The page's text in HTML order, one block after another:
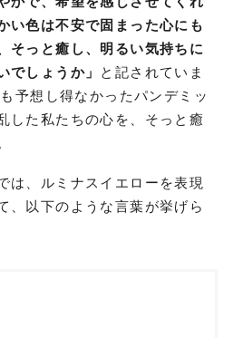
い色は不安で固まった心にも
そっと癒し、明るい気持ちに
でしょうか」 と記されていま
予想し得なかったパンデミッ
した私たちの心を、そっと癒
は、ルミナスイエローを表現
、以下のような言葉が挙げら